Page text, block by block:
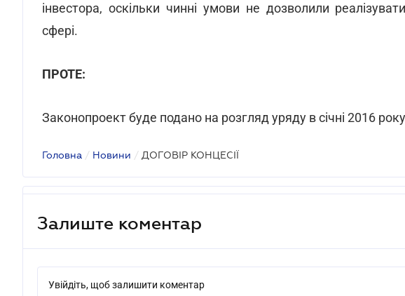
інвестора, оскільки чинні умови не дозволили
сфері.
ПРОТЕ:
Законопроект буде подано на розгляд уряду в січні 2016
Головна / Новини / ДОГОВІР КОНЦЕСІЇ
Залиште коментар
Увійдіть, щоб залишити коментар